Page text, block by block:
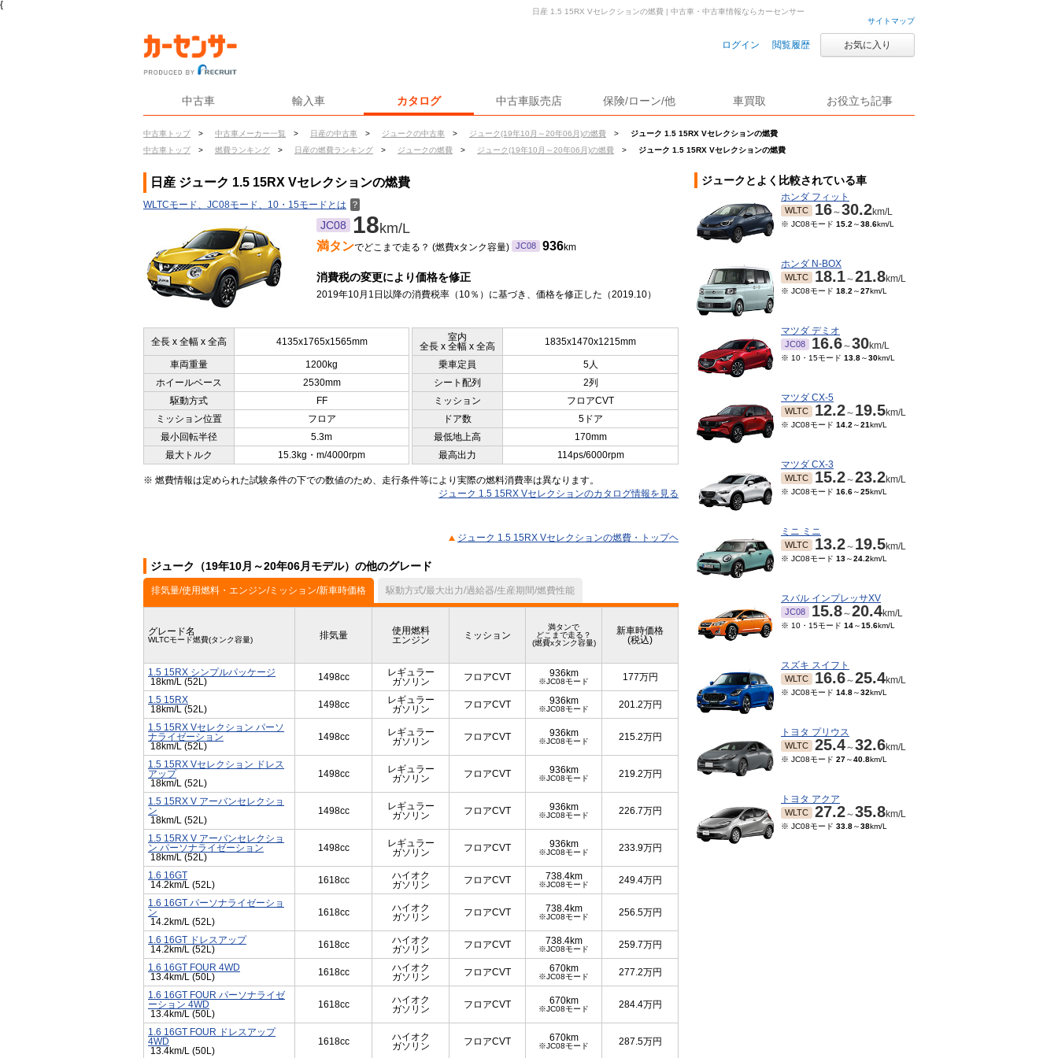
{
サイトマップ
ログイン 閲覧履歴 お気に入り
中古車 輸入車 カタログ 中古車販売店 保険/ローン/他 車買取 お役立ち記事
中古車トップ > 中古車メーカー一覧 > 日産の中古車 > ジュークの中古車 > ジューク(19年10月～20年06月)の燃費 >
ジューク 1.5 15RX Vセレクションの燃費
中古車トップ
> 燃費ランキング > 日産の燃費ランキング > ジュークの燃費 > ジューク(19年10月～20年06月)の燃費 > ジューク 1.5 15RX Vセレクションの燃費
日産 1.5 15RX Vセレクションの燃費 | 中古車・中古車情報ならカーセンサー
日産 ジューク 1.5 15RX Vセレクションの燃費
WLTCモード、JC08モード、10・15モードとは ？
JC08 18km/L
満タンでどこまで走る？ (燃費xタンク容量) JC08 936km
消費税の変更により価格を修正
2019年10月1日以降の消費税率（10％）に基づき、価格を修正した（2019.10）
全長 x 全幅 x 全高 4135x1765x1565mm
室内
全長 x 全幅 x 全高
1835x1470x1215mm
車両重量 1200kg 乗車定員
5人
ホイールベース
2530mm シート配列
2列
駆動方式
FF ミッション
フロアCVT
ミッション位置
フロア ドア数
5ドア
最小回転半径
5.3m 最低地上高
170mm
最大トルク
15.3kg・m/4000rpm 最高出力 114ps/6000rpm
※ 燃費情報は定められた試験条件の下での数値のため、走行条件等により実際の燃料消費率は異なります。
ジューク 1.5 15RX Vセレクションのカタログ情報を見る
ジューク 1.5 15RX Vセレクションの燃費・トップヘ
ジューク（19年10月～20年06月モデル）の他のグレード
排気量/使用燃料・エンジン/ミッション/新車時価格 駆動方式/最大出力/過給器/生産期間/燃費性能
グレード名
WLTCモード燃費(タンク容量) 排気量
使用燃料
エンジン
ミッション
満タンで
どこまで走る？
(燃費xタンク容量)
新車時価格
(税込)
1.5 15RX シンプルパッケージ
18km/L (52L)
1498cc
レギュラー
ガソリン
フロアCVT 936km
※JC08モード 177万円
1.5 15RX
18km/L (52L)
1498cc
レギュラー
ガソリン
フロアCVT 936km
※JC08モード 201.2万円
1.5 15RX Vセレクション パーソ
ナライゼーション
18km/L (52L)
1498cc
レギュラー
ガソリン
フロアCVT 936km
※JC08モード 215.2万円
1.5 15RX Vセレクション ドレス
アップ
18km/L (52L)
1498cc
レギュラー
ガソリン
フロアCVT 936km
※JC08モード 219.2万円
1.5 15RX V アーバンセレクショ
ン
18km/L (52L)
1498cc
レギュラー
ガソリン
フロアCVT 936km
※JC08モード 226.7万円
1.5 15RX V アーバンセレクショ
ン パーソナライゼーション
18km/L (52L)
1498cc
レギュラー
ガソリン
フロアCVT 936km
※JC08モード 233.9万円
1.6 16GT
14.2km/L (52L)
1618cc
ハイオク
ガソリン
フロアCVT 738.4km
※JC08モード 249.4万円
1.6 16GT パーソナライゼーショ
ン
14.2km/L (52L)
1618cc
ハイオク
ガソリン
フロアCVT 738.4km
※JC08モード 256.5万円
1.6 16GT ドレスアップ
14.2km/L (52L)
1618cc
ハイオク
ガソリン
フロアCVT 738.4km
※JC08モード 259.7万円
1.6 16GT FOUR 4WD
13.4km/L (50L)
1618cc
ハイオク
ガソリン
フロアCVT 670km
※JC08モード 277.2万円
1.6 16GT FOUR パーソナライゼ
ーション 4WD
13.4km/L (50L)
1618cc
ハイオク
ガソリン
フロアCVT 670km
※JC08モード 284.4万円
1.6 16GT FOUR ドレスアップ
4WD
13.4km/L (50L)
1618cc
ハイオク
ガソリン
フロアCVT 670km
※JC08モード 287.5万円
ジュークとよく比較されている車
ホンダ フィット
WLTC 16～30.2km/L
※ JC08モード 15.2 ～38.6km/L
ホンダ N-BOX
WLTC 18.1～21.8km/L
※ JC08モード 18.2 ～27km/L
マツダ デミオ
JC08 16.6～30km/L
※ 10・15モード 13.8～30km/L
マツダ CX-5
WLTC 12.2～ 19.5km/L
※ JC08モード 14.2 ～21km/L
マツダ CX-3
WLTC 15.2～23.2km/L
※ JC08モード 16.6～25km/L
ミニ ミニ
WLTC 13.2～ 19.5km/L
※ JC08モード 13～24.2km/L
スバル インプレッサXV
JC08 15.8～20.4km/L
※ 10・15モード 14～15.6km/L
スズキ スイフト
WLTC 16.6～25.4km/L
※ JC08モード 14.8～32km/L
トヨタ プリウス
WLTC 25.4～32.6km/L
※ JC08モード 27～40.8km/L
トヨタ アクア
WLTC 27.2～35.8km/L
※ JC08モード 33.8～38km/L